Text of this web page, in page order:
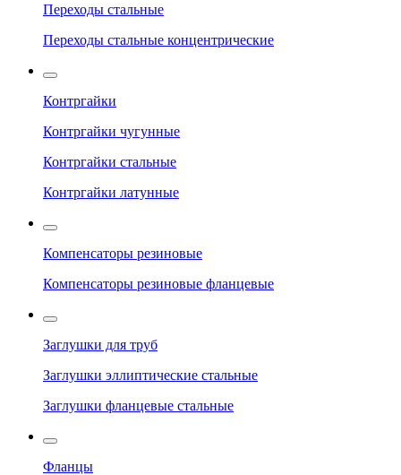
Переходы стальные
Переходы стальные концентрические
Контргайки
Контргайки чугунные
Контргайки стальные
Контргайки латунные
Компенсаторы резиновые
Компенсаторы резиновые фланцевые
Заглушки для труб
Заглушки эллиптические стальные
Заглушки фланцевые стальные
Фланцы